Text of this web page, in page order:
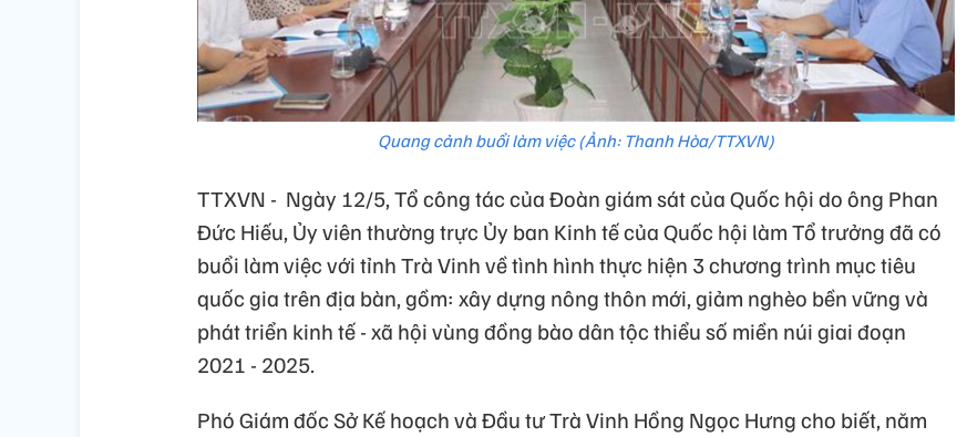
Quang cảnh buổi làm việc (Ảnh: Thanh Hòa/TTXVN)
TTXVN - Ngày 12/5, Tổ công tác của Đoàn giám sát của Quốc hội do ông Phan
Đức Hiếu, Ủy viên thường trực Ủy ban Kinh tế của Quốc hội làm Tổ trưởng đã có
buổi làm việc với tỉnh Trà Vinh về tình hình thực hiện 3 chương trình mục tiêu
quốc gia trên địa bàn, gồm: xây dựng nông thôn mới, giảm nghèo bền vững và
phát triển kinh tế - xã hội vùng đồng bào dân tộc thiểu số miền núi giai đoạn
2021 - 2025.
Phó Giám đốc Sở Kế hoạch và Đầu tư Trà Vinh Hồng Ngọc Hưng cho biết, năm